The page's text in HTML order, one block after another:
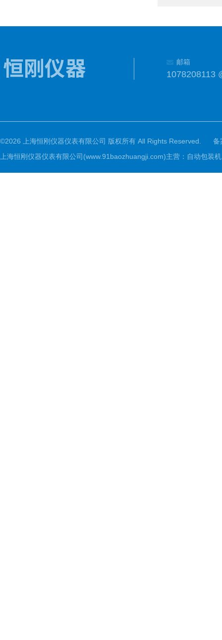
邮箱
1078208113
©2026 上海恒刚仪器仪表有限公司 版权所有 All Rights Reserved.
备
上海恒刚仪器仪表有限公司(www.91baozhuangji.com)主营：自动包